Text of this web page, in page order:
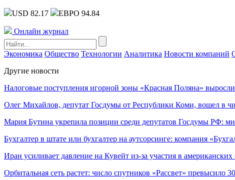
USD 82.17 ЕВРО 94.84
Онлайн журнал
Экономика Общество Технологии Аналитика Новости компаний
Другие новости
Налоговые поступления игорной зоны «Красная Поляна»
Олег Михайлов, депутат Госдумы от Республики Коми, вошел в
Мария Бутина укрепила позиции среди депутатов Госдумы РФ:
Бухгалтер в штате или бухгалтер на аутсорсинге: компания
Иран усиливает давление на Кувейт из-за участия в американских
Орбитальная сеть растет: число спутников «Рассвет» превысило 30